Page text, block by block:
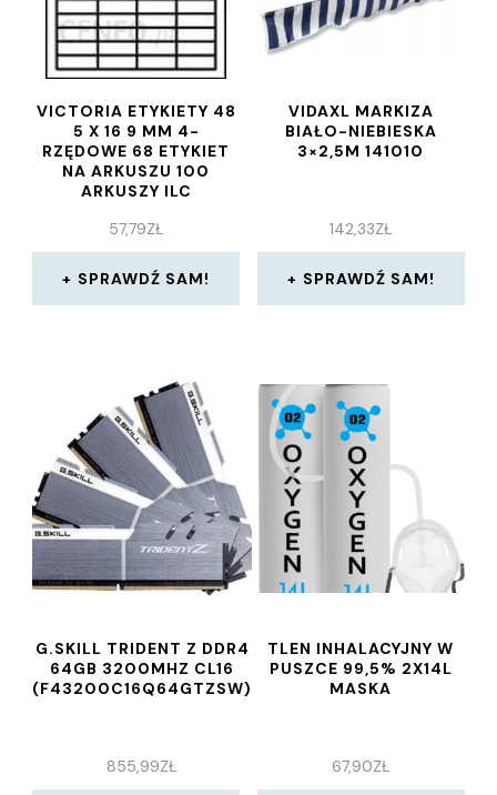
VICTORIA ETYKIETY 48
5 X 16 9 MM 4-
RZĘDOWE 68 ETYKIET
NA ARKUSZU 100
ARKUSZY ILC
57,79ZŁ
SPRAWDŹ SAM!
VIDAXL MARKIZA
BIAŁO-NIEBIESKA
3×2,5M 141010
142,33ZŁ
SPRAWDŹ SAM!
G.SKILL TRIDENT Z DDR4
64GB 3200MHZ CL16
(F43200C16Q64GTZSW)
855,99ZŁ
TLEN INHALACYJNY W
PUSZCE 99,5% 2X14L
MASKA
67,90ZŁ